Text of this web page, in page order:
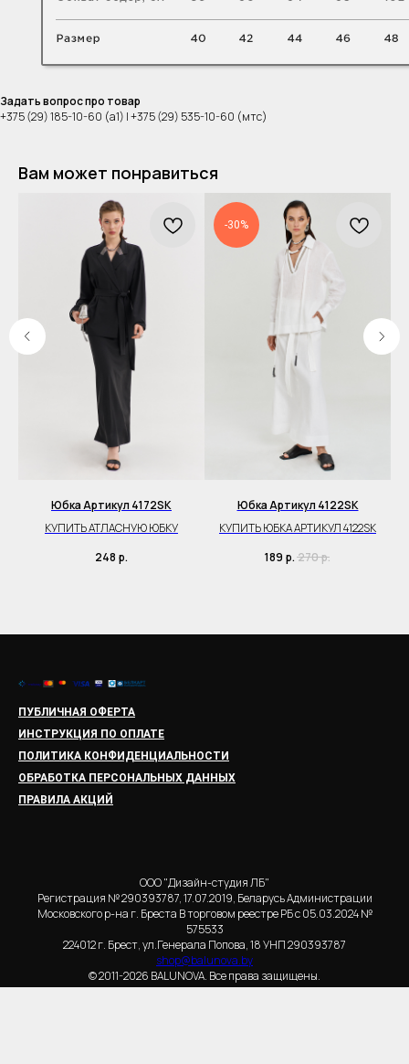
Задать вопрос про товар
+375 (29) 185-10-60 (а1) | +375 (29) 535-10-60 (мтс)
Вам может понравиться
Юбка Артикул 4172SK
КУПИТЬ АТЛАСНУЮ ЮБКУ
248 р.
-30%
Юбка Артикул 4122SK
КУПИТЬ ЮБКА АРТИКУЛ 4122SK
189 р. 270р.
ПУБЛИЧНАЯ ОФЕРТА
ИНСТРУКЦИЯ ПО ОПЛАТЕ
ПОЛИТИКА КОНФИДЕНЦИАЛЬНОСТИ
ОБРАБОТКА ПЕРСОНАЛЬНЫХ ДАННЫХ
ПРАВИЛА АКЦИЙ
ООО "Дизайн-студия ЛБ"
Регистрация № 290393787, 17.07.2019, Беларусь Администрации
Московского р-на г. Бреста В торговом реестре РБ с 05.03.2024 №
575533
224012 г. Брест, ул.Генерала Попова, 18 УНП 290393787
shop@balunova.by
© 2011-2026 BALUNOVA. Все права защищены.